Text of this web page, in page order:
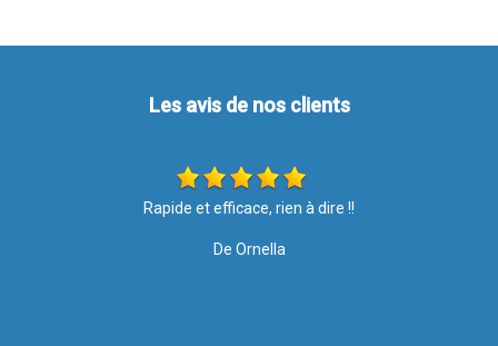
Les avis de nos clients
Les travaux ont été effectués avec soin et rapidité. Merci pour
entreprise à 100%